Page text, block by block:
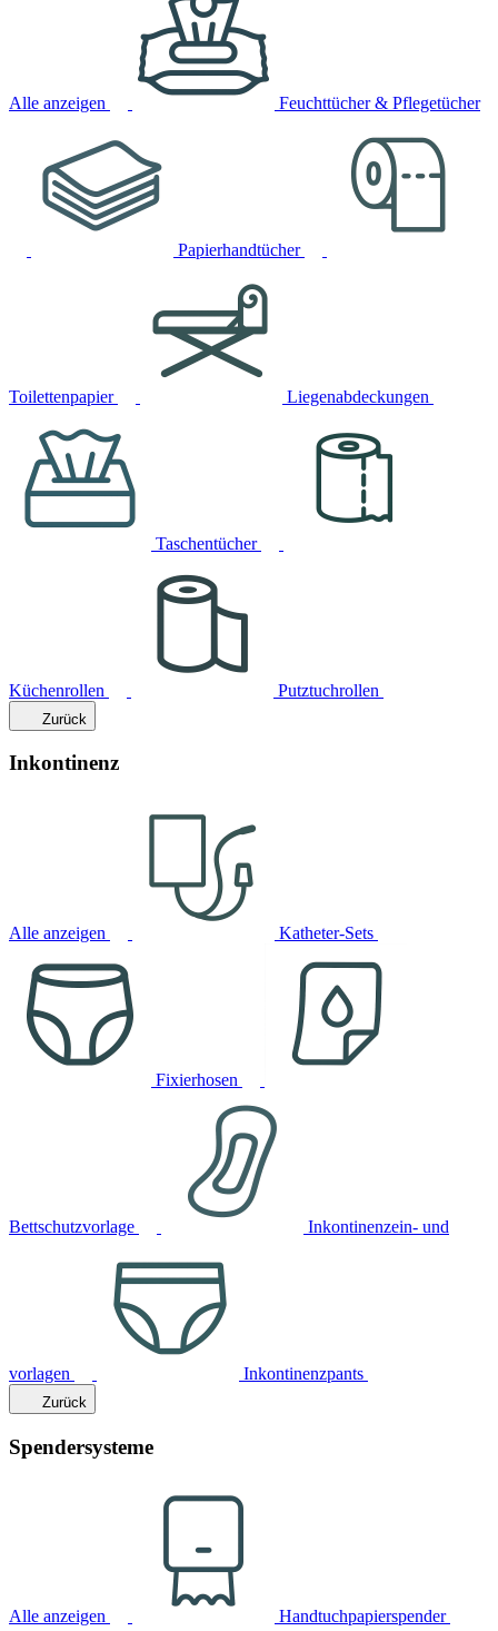
Alle anzeigen Feuchttücher & Pflegetücher
Papierhandtücher
Toilettenpapier Liegenabdeckungen
Taschentücher
Küchenrollen Putztuchrollen
Zurück
Inkontinenz
Alle anzeigen Katheter-Sets
Fixierhosen
Bettschutzvorlage Inkontinenzein- und
vorlagen Inkontinenzpants
Zurück
Spendersysteme
Alle anzeigen Handtuchpapierspender